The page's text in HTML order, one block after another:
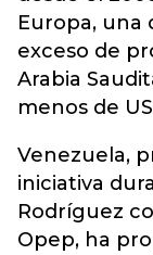
Europa, una
exceso de
Arabia
menos de
Venezuela,
iniciativa
Rodríguez
Opep, ha